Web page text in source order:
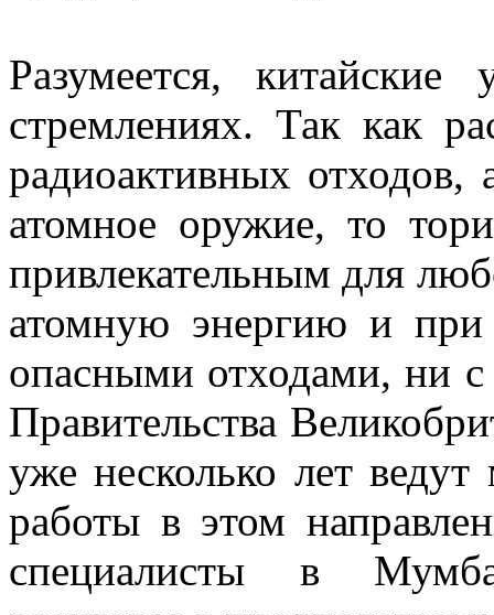
Разумеется,
стремлениях. Так как
радиоактивных отходов,
атомное оружие, то
привлекательным для
атомную энергию и
опасными отходами, ни
Правительства
уже несколько лет ведут
работы в этом
специалисты в